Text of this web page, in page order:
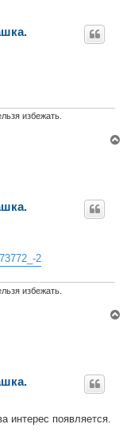
избежать.
2
избежать.
интерес появляется.